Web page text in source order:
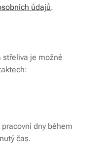
údajů.
střeliva je možné
dny během
čas.